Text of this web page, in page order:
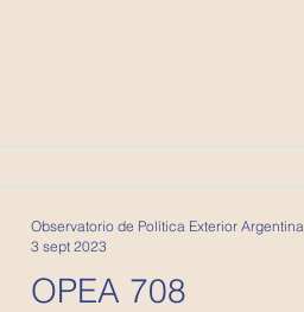
OPEA 708
Observatorio de Política Exterior Argentina
3 sept 2023